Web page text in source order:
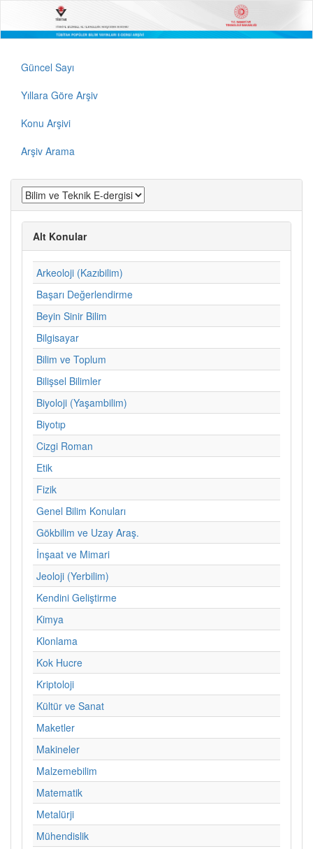
Güncel Sayı
Yıllara Göre Arşiv
Konu Arşivi
Arşiv Arama
Alt Konular
Arkeoloji (Kazıbilim)
Başarı Değerlendirme
Beyin Sinir Bilim
Bilgisayar
Bilim ve Toplum
Bilişsel Bilimler
Biyoloji (Yaşambilim)
Biyotıp
Cizgi Roman
Etik
Fizik
Genel Bilim Konuları
Gökbilim ve Uzay Araş.
İnşaat ve Mimari
Jeoloji (Yerbilim)
Kendini Geliştirme
Kimya
Klonlama
Kok Hucre
Kriptoloji
Kültür ve Sanat
Maketler
Makineler
Malzemebilim
Matematik
Metalürji
Mühendislik